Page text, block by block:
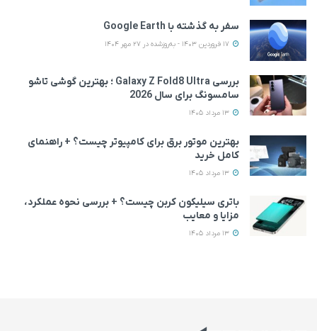
سفر به گذشته با Google Earth
بررسی Galaxy Z Fold8 Ultra ؛ بهترین گوشی تاشو
سامسونگ برای سال 2026
بهترین موتور برق برای کامپیوتر چیست؟ + راهنمای
کامل خرید
باتری سیلیکون کربن چیست؟ + بررسی نحوه عملکرد،
مزایا و معایب